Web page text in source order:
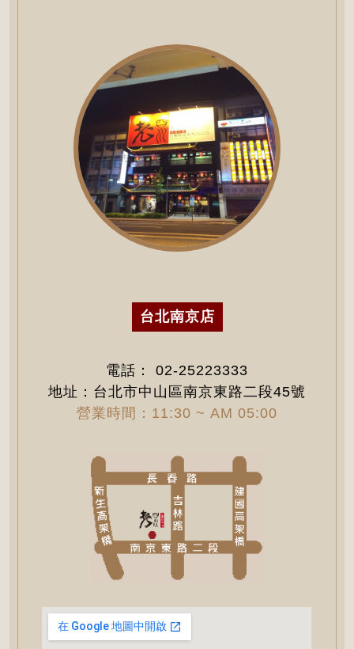
台北南京店
電話： 02-25223333
地址：台北市中山區南京東路二段45號
營業時間：11:30 ~ AM 05:00